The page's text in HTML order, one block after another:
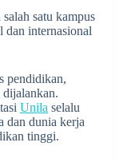
salah satu kampus
dan internasional
pendidikan,
dijalankan.
Unila selalu
dan dunia kerja
tinggi.